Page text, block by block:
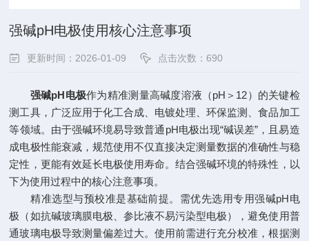
强碱pH电极使用核心注意事项
更新时间：2026-01-09 点击次数：690
强碱pH电极作为精准测量高碱度溶液（pH＞12）的关键检
测工具，广泛应用于化工合成、电镀处理、环保监测、食品加工
等领域。由于强碱环境易导致普通pH电极出现“碱误差”，且易造
成电极性能衰减，规范使用不仅直接决定测量数据的准确性与稳
定性，更能有效延长电极使用寿命。结合强碱环境的特殊性，以
下为使用过程中的核心注意事项。
精准选型与预校准是基础前提。需优先选用专用强碱pH电
极（如抗碱玻璃膜电极、参比液不易污染型电极），避免使用普
通玻璃电极导致测量偏差过大。使用前需进行充分校准，根据测